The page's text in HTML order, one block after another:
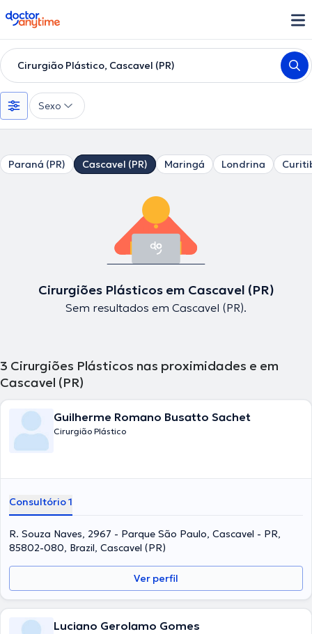
doctoranytime
Cirurgião Plástico, Cascavel (PR)
Sexo
Paraná (PR) Cascavel (PR) Maringá Londrina
Cirurgiões Plásticos em Cascavel (PR)
Sem resultados em Cascavel (PR).
3 Cirurgiões Plásticos nas proximidades e em
Cascavel (PR)
Guilherme Romano Busatto Sachet
Cirurgião Plástico
Consultório 1
R. Souza Naves, 2967 - Parque São Paulo, Cascavel - PR,
85802-080, Brazil, Cascavel (PR)
Ver perfil
Luciano Gerolamo Gomes